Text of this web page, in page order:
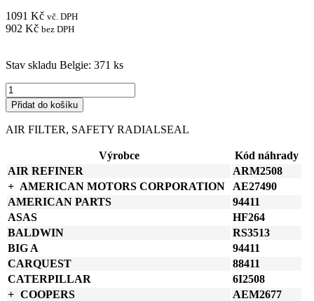
1091 Kč vč. DPH
902 Kč bez DPH
Stav skladu Belgie: 371 ks
P532508
Donaldson
Vzduchový
filtr
množství
Přidat do košíku
AIR FILTER, SAFETY RADIALSEAL
Výrobce
Kód náhrady
AIR REFINER
ARM2508
AMERICAN MOTORS CORPORATION
AE27490
AMERICAN PARTS
94411
ASAS
HF264
BALDWIN
RS3513
BIG A
94411
CARQUEST
88411
CATERPILLAR
6I2508
COOPERS
AEM2677